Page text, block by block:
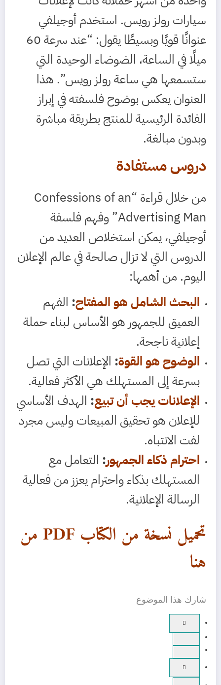
سيارات رولز رويس. استخدم أوجيلفي
عنوانًا قويًا وبسيطًا يقول: “عند سرعة 60
ميلًا في الساعة، الضوضاء الوحيدة التي
ستسمعها هي ساعة رولز رويس”. هذا
العنوان يعكس بوضوح فلسفته في إبراز
الفائدة الرئيسية للمنتج بطريقة مباشرة
وبدون مبالغة.
دروس مستفادة
من خلال قراءة “Confessions of an
Advertising Man” وفهم فلسفة
أوجيلفي، يمكن استخلاص العديد من
الدروس التي لا تزال صالحة في عالم الإعلان
اليوم. من أهمها:
البحث الشامل هو المفتاح: الفهم
العميق للجمهور هو الأساس لبناء حملة
إعلانية ناجحة.
الوضوح هو القوة: الإعلانات التي تصل
بسرعة إلى المستهلك هي الأكثر فعالية.
الإعلانات يجب أن تبيع: الهدف الأساسي
للإعلان هو تحقيق المبيعات وليس مجرد
لفت الانتباه.
احترام ذكاء الجمهور: التعامل مع
المستهلك بذكاء واحترام يعزز من فعالية
الرسالة الإعلانية.
تحميل نسخة من الكتاب PDF من
هنا
شارك هذا الموضوع